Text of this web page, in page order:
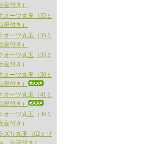
座付き）
オーツ丸玉（35ミ
座付き）
オーツ丸玉（35ミ
座付き）
オーツ丸玉（35ミ
座付き）
オーツ丸玉（30ミ
座付き）
オーツ丸玉（41ミ
座付き）
オーツ丸玉（36ミ
座付き）
ズリ丸玉（62ミリ